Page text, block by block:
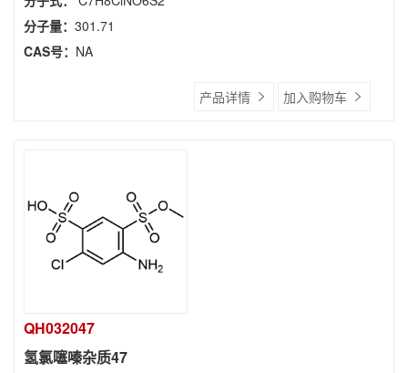
分子量： 301.71
CAS号： NA
产品详情 加入购物车
QH032047
氢氯噻嗪杂质47